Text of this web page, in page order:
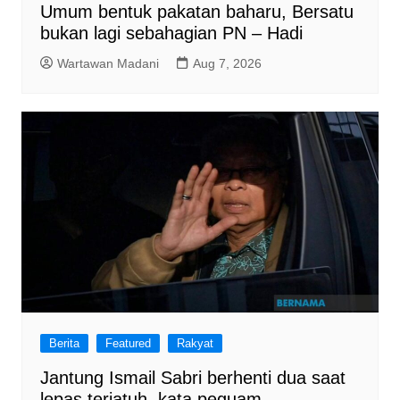
Umum bentuk pakatan baharu, Bersatu
bukan lagi sebahagian PN – Hadi
Wartawan Madani Aug 7, 2026
Berita Featured Rakyat
Jantung Ismail Sabri berhenti dua saat